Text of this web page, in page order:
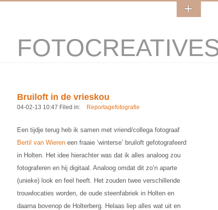
Bruiloft in de vrieskou
04-02-13 10:47 Filed in: Reportagefotografie
Een tijdje terug heb ik samen met vriend/collega fotograaf
Bertil van Wieren een fraaie ‘winterse’ bruiloft gefotografeerd
in Holten. Het idee hierachter was dat ik alles analoog zou
fotograferen en hij digitaal. Analoog omdat dit zo’n aparte
(unieke) look en feel heeft. Het zouden twee verschillende
trouwlocaties worden, de oude steenfabriek in Holten en
daarna bovenop de Holterberg. Helaas liep alles wat uit en